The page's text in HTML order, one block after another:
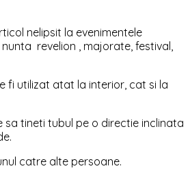
nelipsit la evenimentele
revelion , majorate, festival,
fi utilizat atat la interior, cat si la
sa tineti tubul pe o directie inclinata
catre alte persoane.